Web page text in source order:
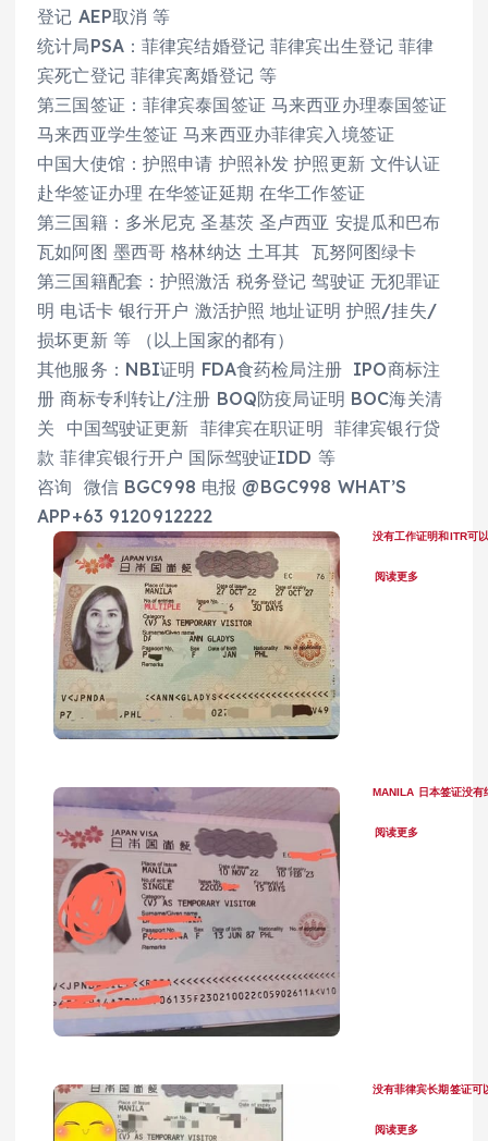
登记 AEP取消 等
统计局PSA：菲律宾结婚登记 菲律宾出生登记 菲律
宾死亡登记 菲律宾离婚登记 等
第三国签证：菲律宾泰国签证 马来西亚办理泰国签证
马来西亚学生签证 马来西亚办菲律宾入境签证
中国大使馆：护照申请 护照补发 护照更新 文件认证
赴华签证办理 在华签证延期 在华工作签证
第三国籍：多米尼克 圣基茨 圣卢西亚 安提瓜和巴布
瓦如阿图 墨西哥 格林纳达 土耳其 瓦努阿图绿卡
第三国籍配套：护照激活 税务登记 驾驶证 无犯罪证
明 电话卡 银行开户 激活护照 地址证明 护照/挂失/
损坏更新 等 （以上国家的都有）
其他服务：NBI证明 FDA食药检局注册 IPO商标注
册 商标专利转让/注册 BOQ防疫局证明 BOC海关清
关 中国驾驶证更新 菲律宾在职证明 菲律宾银行贷
款 菲律宾银行开户 国际驾驶证IDD 等
咨询 微信 BGC998 电报 @BGC998 WHAT’S
APP+63 9120912222
没有工作证明和ITR可
阅读更多
MANILA 日本签证没有
阅读更多
没有菲律宾长期签证可
阅读更多